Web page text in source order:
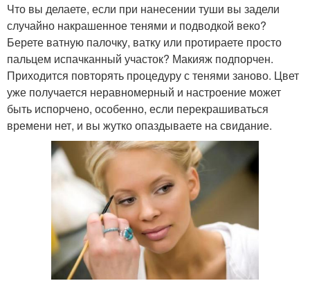
Что вы делаете, если при нанесении туши вы задели
случайно накрашенное тенями и подводкой веко?
Берете ватную палочку, ватку или протираете просто
пальцем испачканный участок? Макияж подпорчен.
Приходится повторять процедуру с тенями заново. Цвет
уже получается неравномерный и настроение может
быть испорчено, особенно, если перекрашиваться
времени нет, и вы жутко опаздываете на свидание.